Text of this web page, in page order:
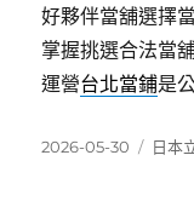
好夥伴當舖選擇
掌握挑選合法當
運營台北當鋪是
發
2026-05-30
分
日本